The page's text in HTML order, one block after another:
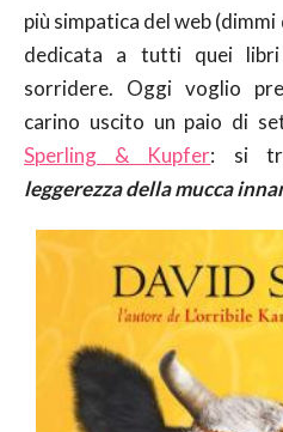
più simpatica del web
dedicata a tutti quei
sorridere. Oggi voglio
carino uscito un paio di
Sperling & Kupfer: si
leggerezza della mucca